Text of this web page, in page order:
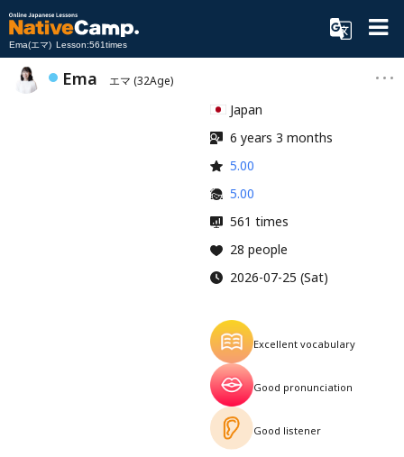
Ema(エマ) Lesson:561times
Ema エマ (32Age)
Japan
6 years 3 months
5.00
5.00
561 times
28 people
2026-07-25 (Sat)
Excellent vocabulary
Good pronunciation
Good listener